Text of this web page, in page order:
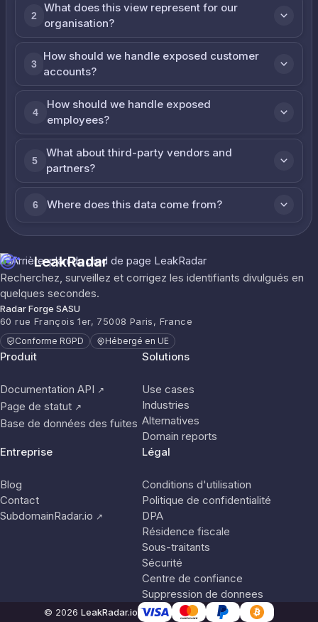
2
What does this view represent for our
organisation?
3
How should we handle exposed customer
accounts?
4
How should we handle exposed
employees?
5
What about third-party vendors and
partners?
6 Where does this data come from?
LeakRadar
Recherchez, surveillez et corrigez les identifiants divulgués en
quelques secondes.
Radar Forge SASU
60 rue François 1er, 75008 Paris, France
Conforme RGPD Hébergé en UE
Produit
Documentation API ↗
Page de statut ↗
Base de données des fuites
Solutions
Use cases
Industries
Alternatives
Domain reports
Entreprise
Blog
Contact
SubdomainRadar.io ↗
Légal
Conditions d'utilisation
Politique de confidentialité
DPA
Résidence fiscale
Sous-traitants
Sécurité
Centre de confiance
Suppression de donnees
© 2026 LeakRadar.io